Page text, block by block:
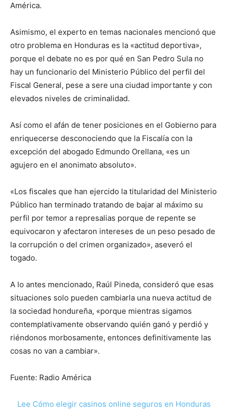
América.
Asimismo, el experto en temas nacionales mencionó que
otro problema en Honduras es la «actitud deportiva»,
porque el debate no es por qué en San Pedro Sula no
hay un funcionario del Ministerio Público del perfil del
Fiscal General, pese a sere una ciudad importante y con
elevados niveles de criminalidad.
Así como el afán de tener posiciones en el Gobierno para
enriquecerse desconociendo que la Fiscalía con la
excepción del abogado Edmundo Orellana, «es un
agujero en el anonimato absoluto».
«Los fiscales que han ejercido la titularidad del Ministerio
Público han terminado tratando de bajar al máximo su
perfil por temor a represalias porque de repente se
equivocaron y afectaron intereses de un peso pesado de
la corrupción o del crimen organizado», aseveró el
togado.
A lo antes mencionado, Raúl Pineda, consideró que esas
situaciones solo pueden cambiarla una nueva actitud de
la sociedad hondureña, «porque mientras sigamos
contemplativamente observando quién ganó y perdió y
riéndonos morbosamente, entonces definitivamente las
cosas no van a cambiar».
Fuente: Radio América
Lee Cómo elegir casinos online seguros en Honduras